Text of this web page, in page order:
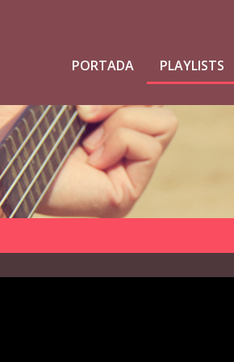
PORTADA PLAYLISTS